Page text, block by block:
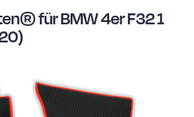
für BMW 4er F32 1